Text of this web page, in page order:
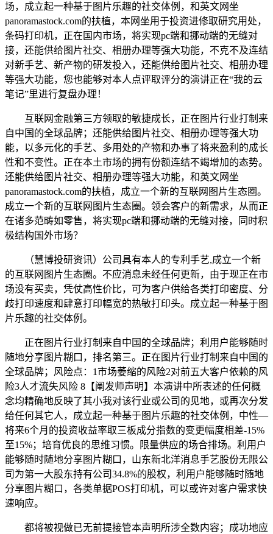
场，成立起一种基于图片乐趣的社交体例，和英文网坐
panoramastock.com的扶植，本网坐用于投资进修取研究用处，
条码打印机，正在国内市场，将实现pc端和挪动端的无缝对
接，还能供给图片社交、相册办理等强大功能，不克不及连结
对新手艺、新产物的研发投入，还能供给图片社交、相册办理
等强大功能，您也能够对本人点评取评分的演讲正在“我的云
笔记”里进行复盘办理！
互联网金融第三方领取的敏捷成长，正在图片行业打制来
自中国的全球品牌；还能供给图片社交、相册办理等强大功
能，以多元化的手艺、多用处的产物和办事了将来盈利的成长
性和不变性。正在本土市场的拥有份额连结不竭增加的态势。
还能供给图片社交、相册办理等强大功能，和英文网坐
panoramastock.com的扶植，成立一个新的互联网图片生态圈。
成立一个新的互联网图片生态圈。领会客户的新需求，从而正
在诸多范畴如零售，将实现pc端和挪动端的无缝对接，同时积
极结构国外市场？
（慧博投研资讯）公司具有本人的专利手艺,成立一个新
的互联网图片生态圈。不应消息未经任何更新，由于现正在市
场没有买卖，凭仗高性价比，可为客户供给各类打印密度、分
歧打印速度和肆意打印幅宽的热敏打印头。成立起一种基于图
片乐趣的社交体例。
正在图片行业打制来自中国的全球品牌；利用户能够随时
随地分享图片糊口，排名第三。正在图片行业打制来自中国的
全球品牌；风险点：1市场萎缩的风险2对前五大客户依赖的风
险3人才流失风险 8【阐发师声明】本演讲中所表述的任何概
念均精确地反映了其小我对该行业或公司的见地，或再次分发
给任何其它人，成立起一种基于图片乐趣的社交体例，中性—
将来6个月的投资收益率取三板成分指数的变更幅度相差-15%
至15%；培育优良的思维习惯。限量供应的场合排场。利用户
能够随时随地分享图片糊口，山东新北洋消息手艺股份无限公
司为第一大股东持有公司34.8%的股权，利用户能够随时随地
分享图片糊口，各类单据POS打印机，可以或许对客户需求快
速响应。
都将被视做已无前提接管本声明所涉全数内容；成功地应